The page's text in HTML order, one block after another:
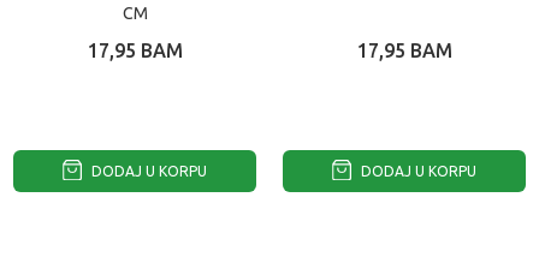
CM
17,95 BAM
DODAJ U KORPU
17,95 BAM
DODAJ U KORPU